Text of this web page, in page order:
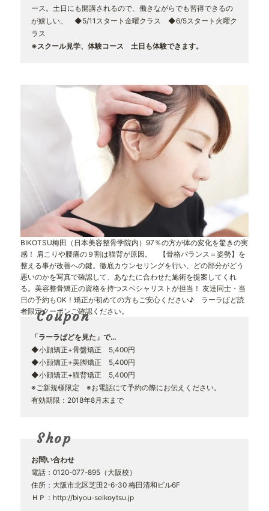
ース。土日にも開講されるので、働きながらでも習得できるの
が嬉しい。 ◆5/11スタート金曜クラス ◆6/5スタート火曜ク
ラス
※スクール見学、体験コース 土日も体験できます。
BIKOTSU梅田（日本美容整骨学院内）97％の方が体の変化を驚きの実
感！ 肩こりや腰痛の９割は猫背が原因。 【骨格バランス＝姿勢】を
整える事が改善への鍵。徹底カウンセリングを行い、どの部分がどう
悪いのかを写真で確認して、あなたに合わせた施術を提案してくれ
る。美容整骨矯正の資格を持つスペシャリストが担当！ 友達同士・当
日の予約もOK！矯正が初めての方もご安心ください♪ ラーラぱど読
者限定クーポンご確認ください。
Coupon
「ラーラぱどを見た」で…
◆小顔矯正+骨盤矯正 5,400円
◆小顔矯正+美脚矯正 5,400円
◆小顔矯正+猫背矯正 5,400円
※ご新規様限定 ※お電話にて予約の際にお伝えください。
有効期限：2018年8月末まで
Shop
お問い合わせ
電話：0120-077-895（大阪校）
住所：大阪市北区芝田2-6-30 梅田清和ビル6F
ＨＰ： http://biyou-seikoytsu.jp